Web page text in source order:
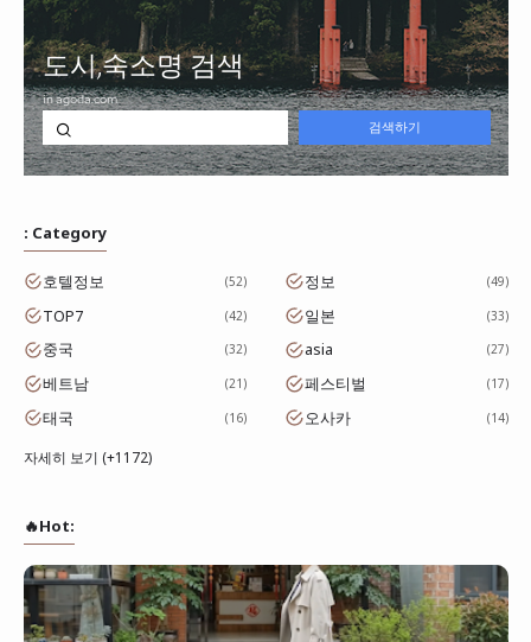
: Category
호텔정보 52 정보 49
TOP7 42 일본 33
중국 32 asia 27
베트남 21 페스티벌 17
태국 16 오사카 14
자세히 보기 (+1172)
🔥Hot: